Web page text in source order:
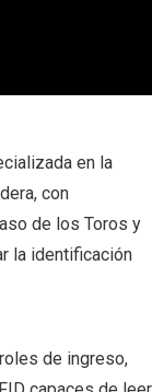
en la
con
de los Toros y
la identificación
de ingreso,